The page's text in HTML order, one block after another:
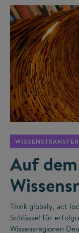
WISSENSTRANSFER
Auf
Think globaly, act
Schlüssel für
Wissensregionen